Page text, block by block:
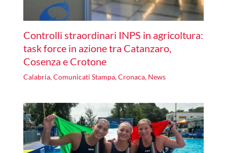
Controlli straordinari INPS in agricoltura:
task force in azione tra Catanzaro,
Cosenza e Crotone
Calabria,Comunicati Stampa,Cronaca, News